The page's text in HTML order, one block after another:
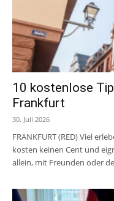
10 kostenlose
Frankfurt
30. Juli 2026
FRANKFURT (RED) Viel
kosten keinen Cent und
allein, mit Freunden oder